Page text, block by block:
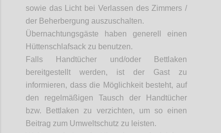
sowie das Licht bei Verlassen des Zimmers /
der Beherbergung auszuschalten.
Übernachtungsgäste haben generell einen
Hüttenschlafsack zu benutzen.
Falls Handtücher und/oder Bettlaken
bereitgestellt werden, ist der Gast zu
informieren, dass die Möglichkeit besteht, auf
den regelmäßigen Tausch der Handtücher
bzw. Bettlaken zu verzichten, um so einen
Beitrag zum Umweltschutz zu leisten.